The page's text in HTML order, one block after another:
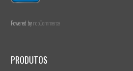
Powered bynopCommerce
PRODUTOS